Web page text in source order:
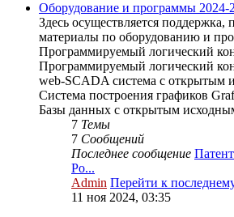
Оборудование и программы 2024-
Здесь осуществляется поддержка,
материалы по оборудованию и
Программируемый логический
Программируемый логический
web-SCADA система с открытым
Система построения графиков
Базы данных с открытым
7 Темы
7 Сообщений
Последнее сообщение
Ро...
Admin Перейти к
11 ноя 2024, 03:35